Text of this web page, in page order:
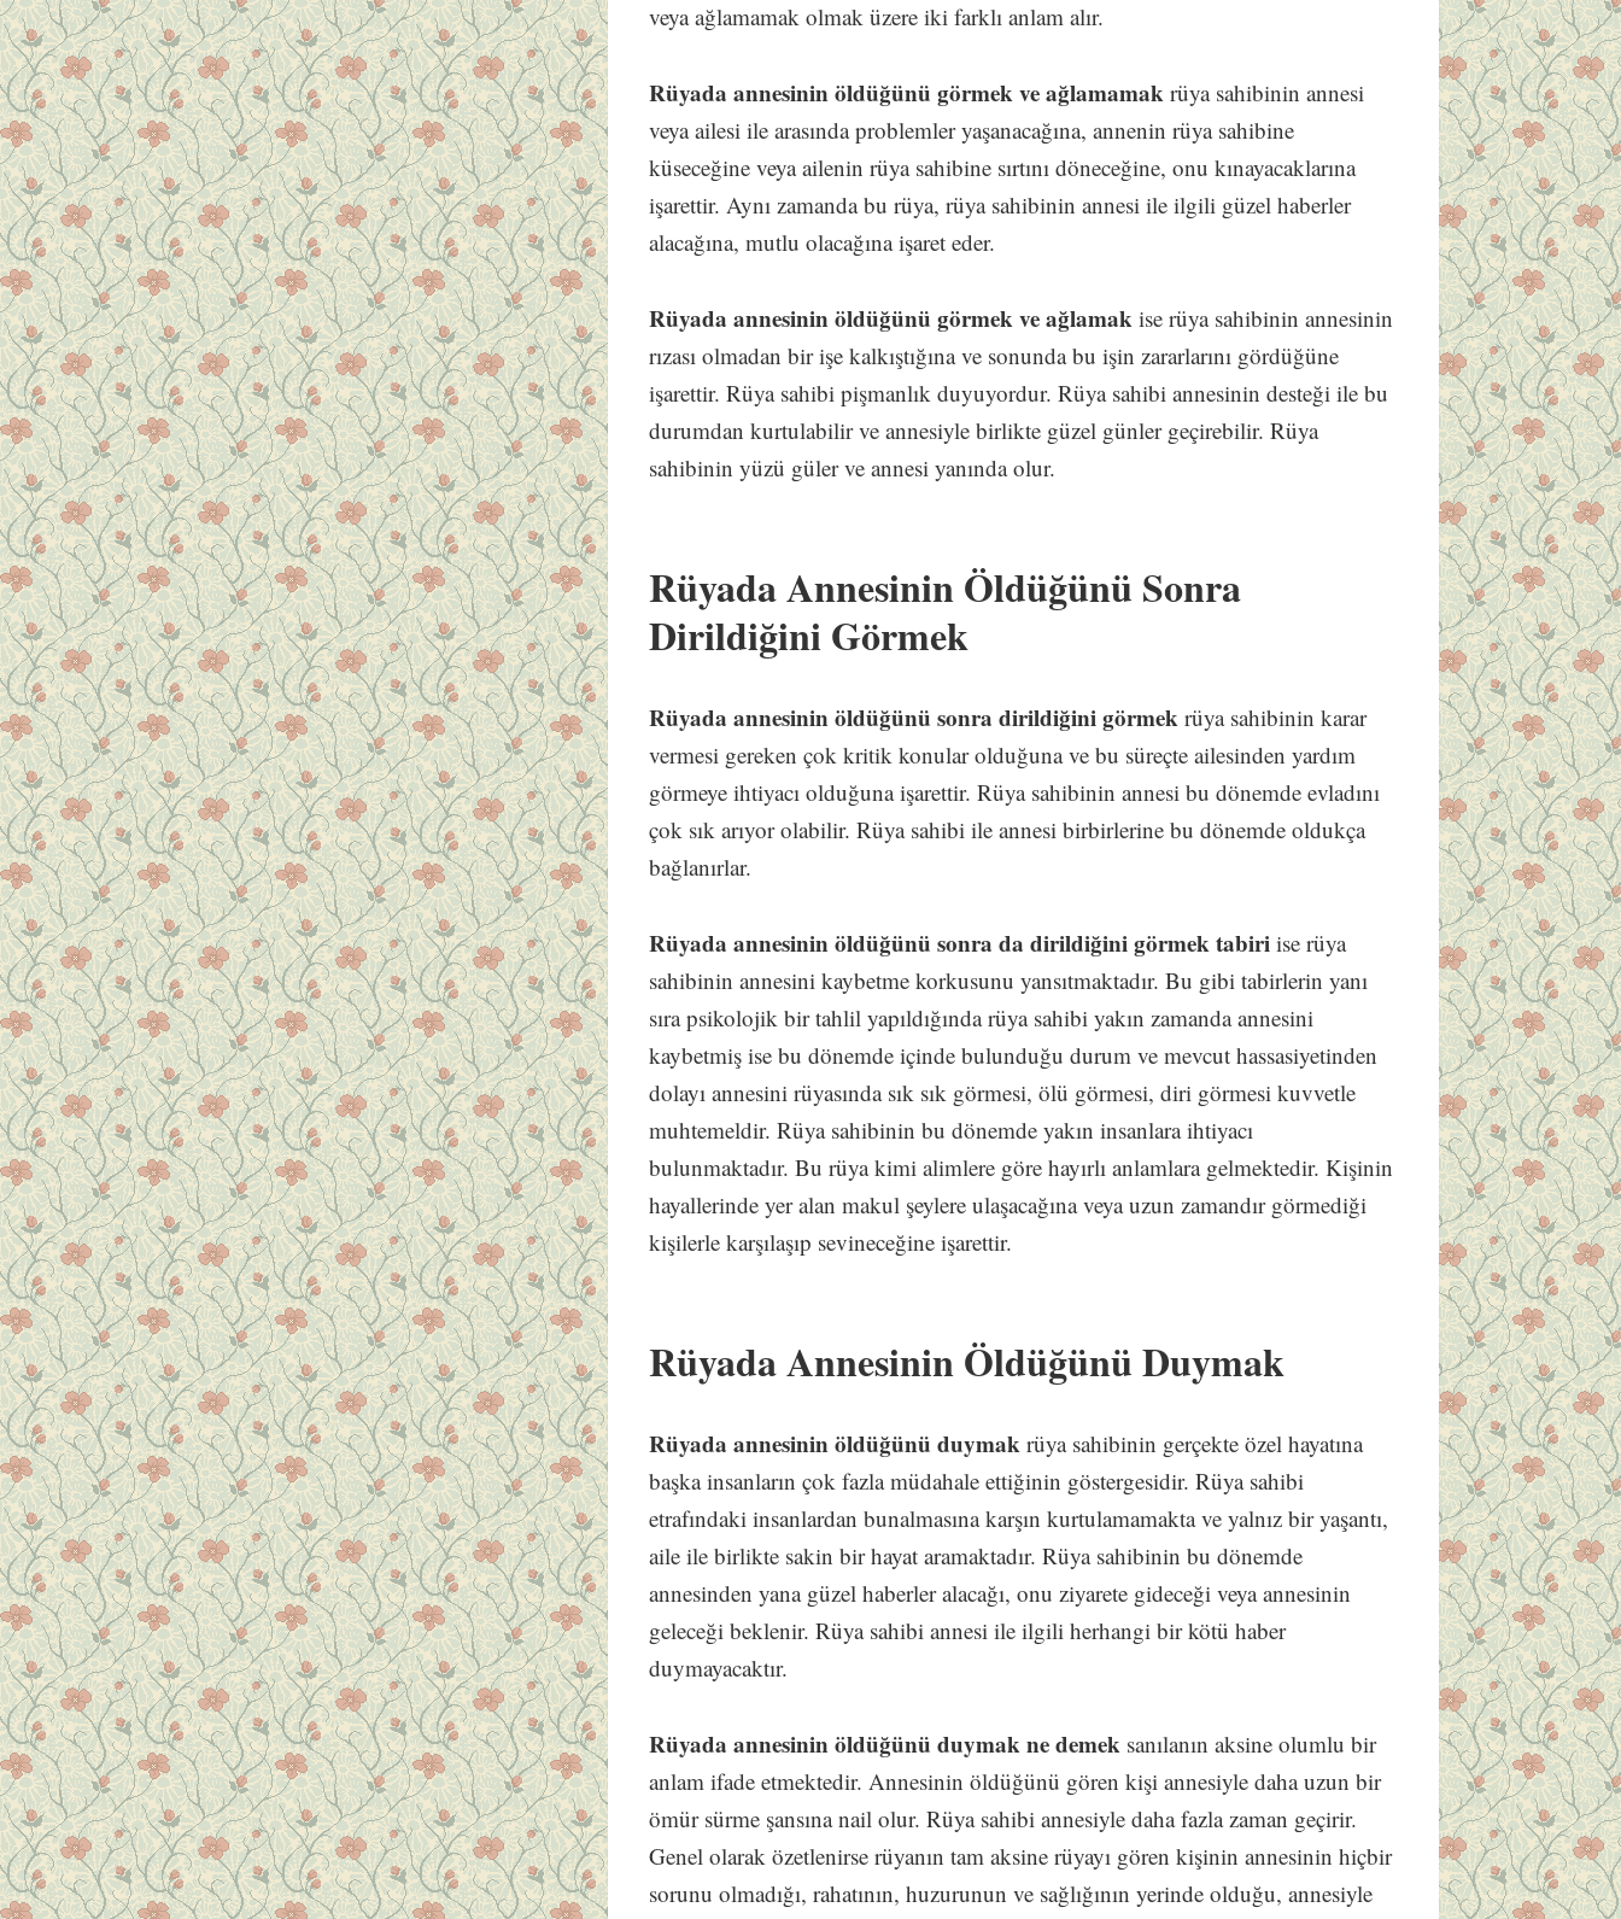
veya ağlamamak olmak üzere iki farklı anlam alır.
Rüyada annesinin öldüğünü görmek ve ağlamamakrüya sahibinin annesi
veya ailesi ile arasında problemler yaşanacağına, annenin rüya sahibine
küseceğine veya ailenin rüya sahibine sırtını döneceğine, onu kınayacaklarına
işarettir. Aynı zamanda bu rüya, rüya sahibinin annesi ile ilgili güzel haberler
alacağına, mutlu olacağına işaret eder.
Rüyada annesinin öldüğünü görmek ve ağlamak ise rüya sahibinin annesinin
rızası olmadan bir işe kalkıştığına ve sonunda bu işin zararlarını gördüğüne
işarettir. Rüya sahibi pişmanlık duyuyordur. Rüya sahibi annesinin desteği ile bu
durumdan kurtulabilir ve annesiyle birlikte güzel günler geçirebilir. Rüya
sahibinin yüzü güler ve annesi yanında olur.
Rüyada Annesinin Öldüğünü Sonra
Dirildiğini Görmek
Rüyada annesinin öldüğünü sonra dirildiğini görmek rüya sahibinin karar
vermesi gereken çok kritik konular olduğuna ve bu süreçte ailesinden yardım
görmeye ihtiyacı olduğuna işarettir. Rüya sahibinin annesi bu dönemde evladını
çok sık arıyor olabilir. Rüya sahibi ile annesi birbirlerine bu dönemde oldukça
bağlanırlar.
Rüyada annesinin öldüğünü sonra da dirildiğini görmek tabiri ise rüya
sahibinin annesini kaybetme korkusunu yansıtmaktadır. Bu gibi tabirlerin yanı
sıra psikolojik bir tahlil yapıldığında rüya sahibi yakın zamanda annesini
kaybetmiş ise bu dönemde içinde bulunduğu durum ve mevcut hassasiyetinden
dolayı annesini rüyasında sık sık görmesi, ölü görmesi, diri görmesi kuvvetle
muhtemeldir. Rüya sahibinin bu dönemde yakın insanlara ihtiyacı
bulunmaktadır. Bu rüya kimi alimlere göre hayırlı anlamlara gelmektedir. Kişinin
hayallerinde yer alan makul şeylere ulaşacağına veya uzun zamandır görmediği
kişilerle karşılaşıp sevineceğine işarettir.
Rüyada Annesinin Öldüğünü Duymak
Rüyada annesinin öldüğünü duymakrüya sahibinin gerçekte özel hayatına
başka insanların çok fazla müdahale ettiğinin göstergesidir. Rüya sahibi
etrafındaki insanlardan bunalmasına karşın kurtulamamakta ve yalnız bir yaşantı,
aile ile birlikte sakin bir hayat aramaktadır. Rüya sahibinin bu dönemde
annesinden yana güzel haberler alacağı, onu ziyarete gideceği veya annesinin
geleceği beklenir. Rüya sahibi annesi ile ilgili herhangi bir kötü haber
duymayacaktır.
Rüyada annesinin öldüğünü duymak ne demek sanılanın aksine olumlu bir
anlam ifade etmektedir. Annesinin öldüğünü gören kişi annesiyle daha uzun bir
ömür sürme şansına nail olur. Rüya sahibi annesiyle daha fazla zaman geçirir.
Genel olarak özetlenirse rüyanın tam aksine rüyayı gören kişinin annesinin hiçbir
sorunu olmadığı, rahatının, huzurunun ve sağlığının yerinde olduğu, annesiyle